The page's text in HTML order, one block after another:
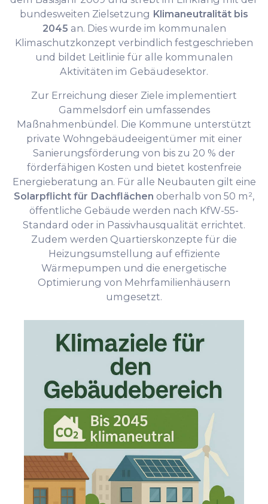
bundesweiten Zielsetzung Klimaneutralität bis
2045 an. Dies wurde im kommunalen
Klimaschutzkonzept verbindlich festgeschrieben
und bildet Leitlinie für alle kommunalen
Aktivitäten im Gebäudesektor.
Zur Erreichung dieser Ziele implementiert
Gammelsdorf ein umfassendes
Maßnahmenbündel. Die Kommune unterstützt
private Wohngebäudeeigentümer mit einer
Sanierungsförderung von bis zu 20 % der
förderfähigen Kosten und bietet kostenfreie
Energieberatung an. Für alle Neubauten gilt eine
Solarpflicht für Dachflächen oberhalb von 50 m²,
öffentliche Gebäude werden nach KfW-55-
Standard oder in Passivhausqualität errichtet.
Zudem werden Quartierskonzepte für die
Heizungsumstellung auf effiziente
Wärmepumpen und die energetische
Optimierung von Mehrfamilienhäusern
umgesetzt.